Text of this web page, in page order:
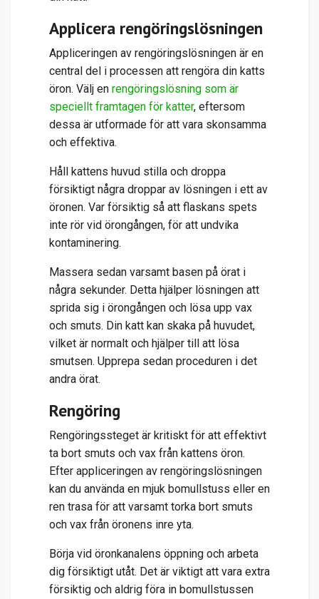
Applicera rengöringslösningen
Appliceringen av rengöringslösningen är en
central del i processen att rengöra din katts
öron. Välj en rengöringslösning som är
speciellt framtagen för katter, eftersom
dessa är utformade för att vara skonsamma
och effektiva.
Håll kattens huvud stilla och droppa
försiktigt några droppar av lösningen i ett av
öronen. Var försiktig så att flaskans spets
inte rör vid örongången, för att undvika
kontaminering.
Massera sedan varsamt basen på örat i
några sekunder. Detta hjälper lösningen att
sprida sig i örongången och lösa upp vax
och smuts. Din katt kan skaka på huvudet,
vilket är normalt och hjälper till att lösa
smutsen. Upprepa sedan proceduren i det
andra örat.
Rengöring
Rengöringssteget är kritiskt för att effektivt
ta bort smuts och vax från kattens öron.
Efter appliceringen av rengöringslösningen
kan du använda en mjuk bomullstuss eller en
ren trasa för att varsamt torka bort smuts
och vax från öronens inre yta.
Börja vid öronkanalens öppning och arbeta
dig försiktigt utåt. Det är viktigt att vara extra
försiktig och aldrig föra in bomullstussen